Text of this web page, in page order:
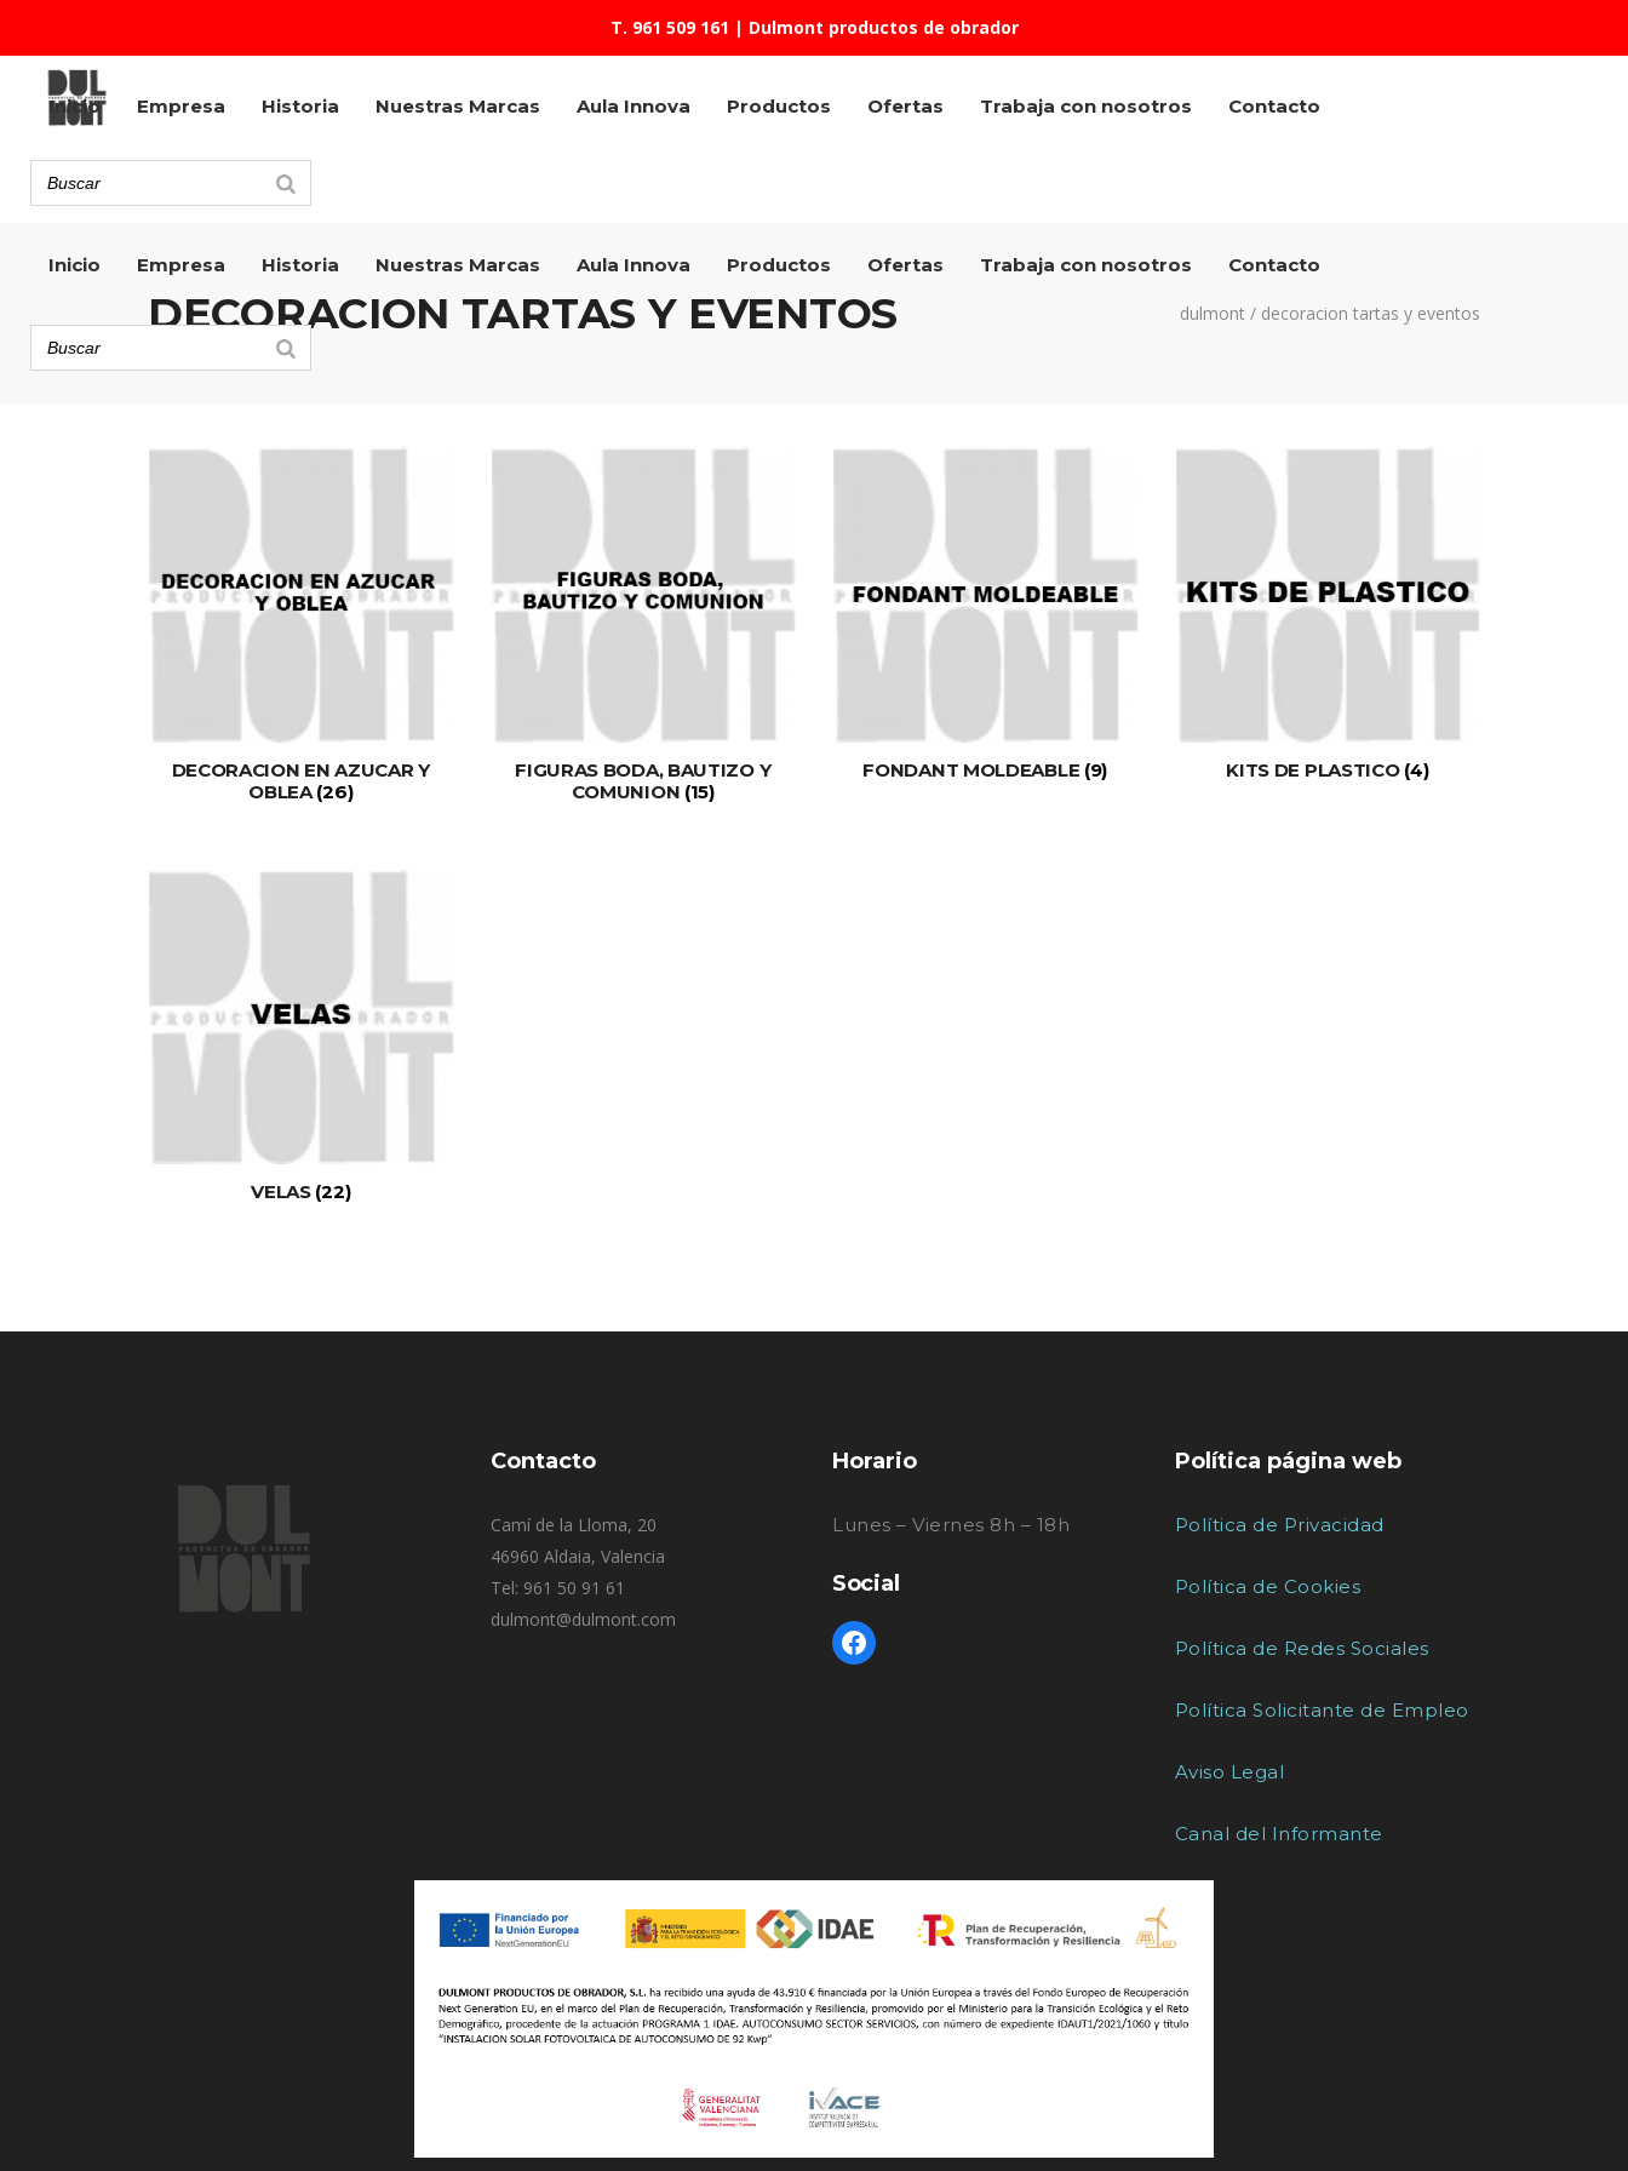
T. 961 509 161 | Dulmont productos de obrador
Inicio Empresa Historia Nuestras Marcas Aula Innova Productos Ofertas Trabaja con nosotros Contacto
Inicio Empresa Historia Nuestras Marcas Aula Innova Productos Ofertas Trabaja con nosotros Contacto
DECORACION TARTAS Y EVENTOS dulmont / decoracion tartas y eventos
DECORACION EN AZUCAR Y
OBLEA (26)
FIGURAS BODA, BAUTIZO Y
COMUNION (15)
FONDANT MOLDEABLE (9) KITS DE PLASTICO (4)
VELAS (22)
Contacto
Camí de la Lloma, 20
46960 Aldaia, Valencia
Tel: 961 50 91 61
dulmont@dulmont.com
Horario
Lunes – Viernes 8h – 18h
Social
Política página web
Política de Privacidad
Política de Cookies
Política de Redes Sociales
Política Solicitante de Empleo
Aviso Legal
Canal del Informante